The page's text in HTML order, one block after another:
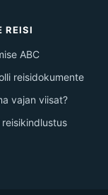
REISI
ABC
reisidokumente
vajan viisat?
reisikindlustus